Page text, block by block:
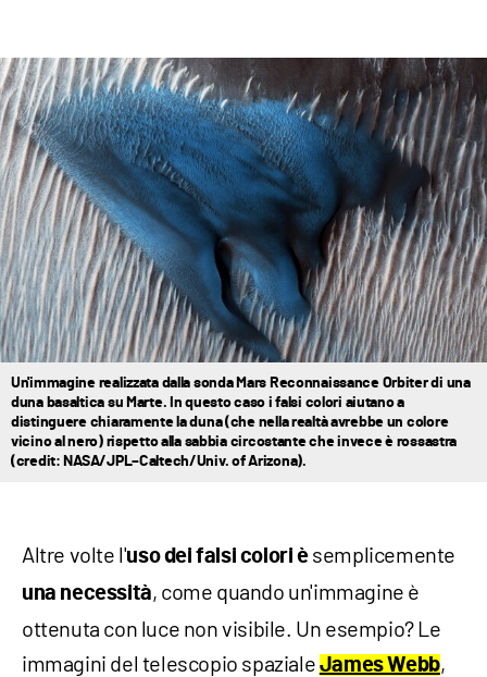
Un'immagine realizzata dalla sonda Mars Reconnaissance Orbiter di una
duna basaltica su Marte. In questo caso i falsi colori aiutano a
distinguere chiaramente la duna (che nella realtà avrebbe un colore
vicino al nero) rispetto alla sabbia circostante che invece è rossastra
(credit: NASA/JPL–Caltech/Univ. of Arizona).
Altre volte l'uso dei falsi colori èsemplicemente
una necessità, come quando un'immagine è
ottenuta con luce non visibile. Un esempio? Le
immagini del telescopio spaziale James Webb,